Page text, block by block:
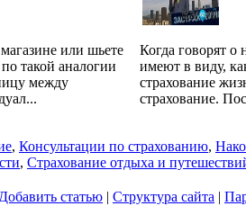
или шьете
такой аналогии
между
Когда говорят о
имеют в виду,
страхование
страхование.
, Консультации по страхованию,
, Страхование отдыха и
Добавить статью | Структура сайта |